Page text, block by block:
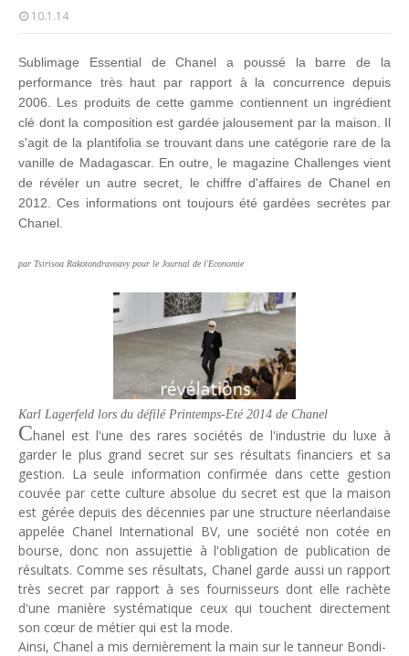
Unknown -Jun 27 2026
Pays du Golfe : nouveau paradigme, nouvelles priorités
Unknown
Jun 22 2026
Neutralité carbone : les "Iles Vanille" poussent leurs pions
Unknown-
Jun 18 2026
Rendez-vous golfique : Mazagan joue sa carte
Unknown-
Jun 11 2026
Course à l'IA : Meta envisage une importante levée de fonds
Unknown -Jun 02 2026
May 22 2026
Marques françaises : Chanel aux sommets de la
-May 13 2026
Art et médias sociaux : à l'ère de la "présence ciblée"
May 09 2026
May 03 2026
Unknown
Apr 26 2026
Tourisme : le Maroc confirme sa vitalité
Unknown-Aug 07 2026
Le cours de l'or au plus haut depuis juin 2026
Tsirisoa Edition-Aug 06 2026
Voaara Madagascar intègre Design Hotels. P. Kjellgren, son
Tsirisoa Edition - Aug 03 2026
Île Maurice : le tourisme reprend des couleurs
Unknown-Aug 03 2026
10.1.14
Sublimage Essential de Chanel a poussé la barre de la
performance très haut par rapport à la concurrence depuis
2006. Les produits de cette gamme contiennent un ingrédient
clé dont la composition est gardée jalousement par la maison. Il
s'agit de la plantifolia se trouvant dans une catégorie rare de la
vanille de Madagascar. En outre, le magazine Challenges vient
de révéler un autre secret, le chiffre d'affaires de Chanel en
2012. Ces informations ont toujours été gardées secrètes par
Chanel.
par Tsirisoa Rakotondravoavy pour le Journal de l'Economie
Karl Lagerfeld lors du défilé Printemps-Eté 2014 de Chanel
Chanel est l'une des rares sociétés de l'industrie du luxe à
garder le plus grand secret sur ses résultats financiers et sa
gestion. La seule information confirmée dans cette gestion
couvée par cette culture absolue du secret est que la maison
est gérée depuis des décennies par une structure néerlandaise
appelée Chanel International BV, une société non cotée en
bourse, donc non assujettie à l'obligation de publication de
résultats. Comme ses résultats, Chanel garde aussi un rapport
très secret par rapport à ses fournisseurs dont elle rachète
d'une manière systématique ceux qui touchent directement
son cœur de métier qui est la mode.
Ainsi, Chanel a mis dernièrement la main sur le tanneur Bondi-